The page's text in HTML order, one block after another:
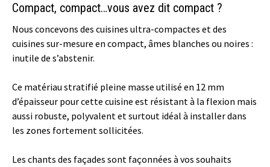
Compact, compact…vous avez dit compact ?
Nous concevons des cuisines ultra-compactes et des
cuisines sur-mesure en compact, âmes blanches ou noires :
inutile de s’abstenir.
Ce matériau stratifié pleine masse utilisé en 12 mm
d’épaisseur pour cette cuisine est résistant à la flexion mais
aussi robuste, polyvalent et surtout idéal à installer dans
les zones fortement sollicitées.
Les chants des façades sont façonnées à vos souhaits